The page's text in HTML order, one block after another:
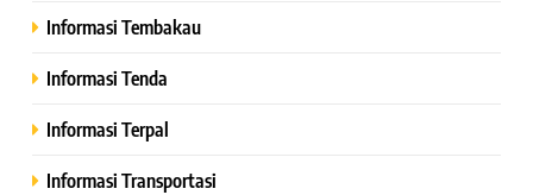
Informasi Tembakau
Informasi Tenda
Informasi Terpal
Informasi Transportasi